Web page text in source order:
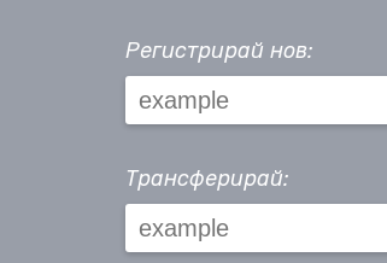
Регистрирай нов:
Трансферирай: